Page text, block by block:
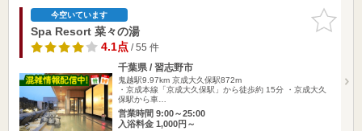
お気に入
りに追加
今空いています
Spa Resort 菜々の湯
4.1点/ 55 件
千葉県 / 習志野市
鬼越駅9.97km 京成大久保駅872m
・京成本線「京成大久保駅」から徒歩約 15分 ・京成大久
保駅から車…
営業時間 9:00～25:00
入浴料金 1,000円～